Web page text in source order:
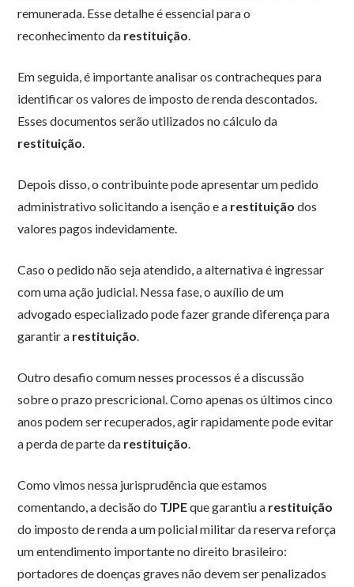
remunerada. Esse detalhe é essencial para o
reconhecimento da restituição.
Em seguida, é importante analisar os contracheques para
identificar os valores de imposto de renda descontados.
Esses documentos serão utilizados no cálculo da
restituição.
Depois disso, o contribuinte pode apresentar um pedido
administrativo solicitando a isenção e a restituição dos
valores pagos indevidamente.
Caso o pedido não seja atendido, a alternativa é ingressar
com uma ação judicial. Nessa fase, o auxílio de um
advogado especializado pode fazer grande diferença para
garantir a restituição.
Outro desafio comum nesses processos é a discussão
sobre o prazo prescricional. Como apenas os últimos cinco
anos podem ser recuperados, agir rapidamente pode evitar
a perda de parte da restituição.
Como vimos nessa jurisprudência que estamos
comentando, a decisão do TJPEque garantiu a restituição
do imposto de renda a um policial militar da reserva reforça
um entendimento importante no direito brasileiro:
portadores de doenças graves não devem ser penalizados